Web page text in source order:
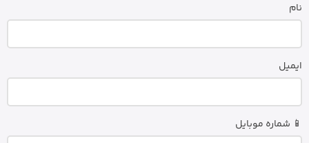
نام
ایمیل
📱 شماره موبایل